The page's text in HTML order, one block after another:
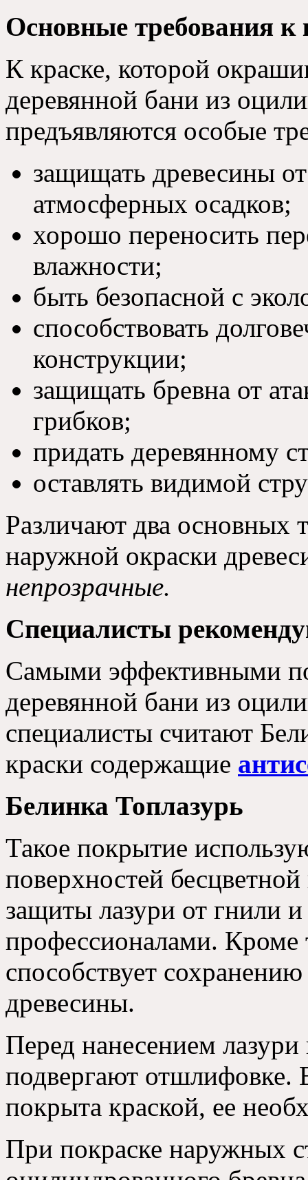
Основные требования к
К краске, которой
деревянной бани из
предъявляются особые
защищать древесины
атмосферных осадков;
хорошо переносить
влажности;
быть безопасной с
способствовать
конструкции;
защищать бревна от
грибков;
придать деревянному
оставлять видимой
Различают два основных
наружной окраски
непрозрачные.
Специалисты
Самыми эффективными
деревянной бани из
специалисты считают
краски содержащие
Белинка Топлазурь
Такое покрытие
поверхностей
защиты лазури от гнили
профессионалами. Кроме
способствует
древесины.
Перед нанесением
подвергают отшлифовке.
покрыта краской, ее
При покраске наружных